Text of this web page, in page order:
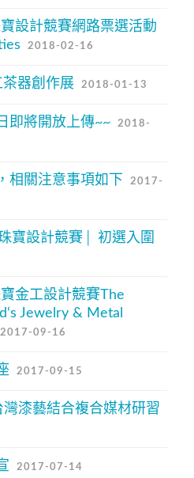
設計競賽網路票選活動
2018-02-16
器創作展 2018-01-13
即將開放上傳~~
2018-
相關注意事項如下
2017-
寶設計競賽│ 初選入圍
金工設計競賽The
Jewelry & Metal
2017-09-16
2017-09-15
漆藝結合複合媒材研習
2017-07-14